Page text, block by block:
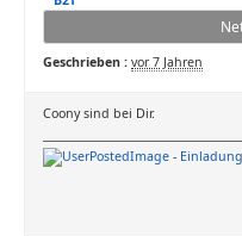
Geschrieben : vor 7 Jahren
Coony sind bei Dir.
-